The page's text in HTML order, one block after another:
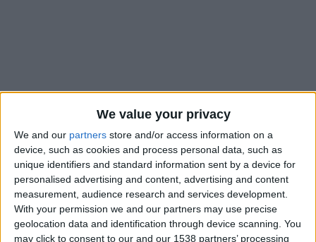
We value your privacy
We and our partners store and/or access information on a
device, such as cookies and process personal data, such as
unique identifiers and standard information sent by a device for
personalised advertising and content, advertising and content
measurement, audience research and services development.
With your permission we and our partners may use precise
geolocation data and identification through device scanning. You
may click to consent to our and our 1538 partners’ processing
Ce lundi, l’AS Monaco a annoncé la fin de la mission de
Sébastien Pocognoli
sur le banc de l’équipe première.
L’entraîneur de 38 ans, quisera remplacé par Filipe Luis , a
publiquement réagi à son licenciement sur son compte
Instagram, en expliquant avoir fait de son mieux pour relever
l’ASM et pour tenter de remplir les objectifs du club de la
Principauté.